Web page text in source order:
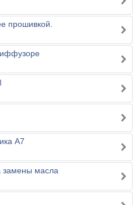
прошивкой.
А7
замены масла